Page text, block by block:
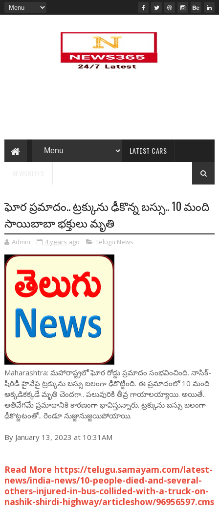
LATEST CARS
ఘోర ప్రమాదం.. ట్రక్కును ఢీకొన్న బస్సు.. 10 మంది
సాయిబాబా భక్తులు మృతి
Admin 4 years ago Telugu News
Maharashtra: మహారాష్ట్రలో ఘోర రోడ్డు ప్రమాదం సంభవించింది. నాసిక్-
షిరిడీ హైవేపై ట్రక్కును బస్సు బలంగా ఢీకొట్టింది. ఈ ప్రమాదంలో 10 మంది
అక్కడికక్కడే మృతి చెందగా.. పలువురికి తీవ్ర గాయాలయ్యాయి. అయితే..
అతివేగమే ప్రమాదానికి కారణంగా భావిస్తున్నారు. ట్రక్కును బస్సు బలంగా
ఢీకొట్టటంతో.. రెండూ నుజ్జునుజ్జయిపోయాయి.
By January 13, 2023 at 10:31AM
Read More https://telugu.samayam.com/latest-
news/india-news/10-people-died-and-several-
others-injured-in-bus-collided-with-a-truck-on-
nashik-shirdi-highway/articleshow/96956597.cms